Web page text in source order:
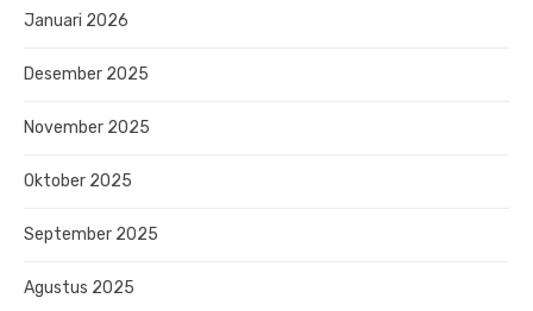
Januari 2026
Desember 2025
November 2025
Oktober 2025
September 2025
Agustus 2025